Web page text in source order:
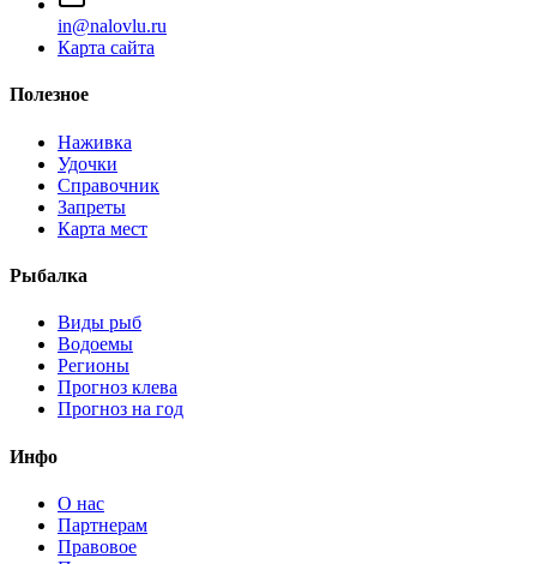
in@nalovlu.ru
Карта сайта
Полезное
Наживка
Удочки
Справочник
Запреты
Карта мест
Рыбалка
Виды рыб
Водоемы
Регионы
Прогноз клева
Прогноз на год
Инфо
О нас
Партнерам
Правовое